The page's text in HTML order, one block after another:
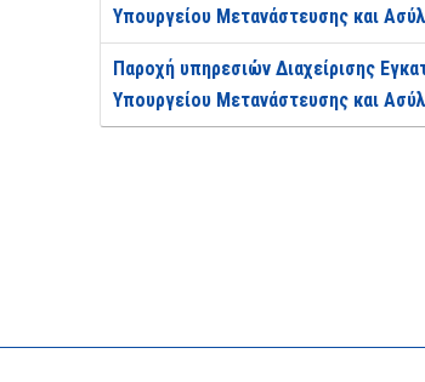
Υπουργείου Μετανάστευσης και
Παροχή υπηρεσιών Διαχείρισης
Υπουργείου Μετανάστευσης και